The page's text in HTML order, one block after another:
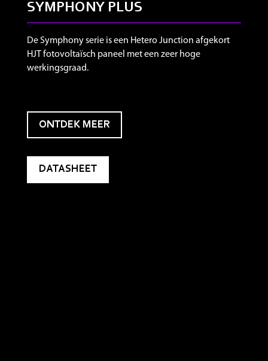
SYMPHONY PLUS
De Symphony serie is een Hetero Junction afgekort
HJT fotovoltaïsch paneel met een zeer hoge
werkingsgraad.
ONTDEK MEER
DATASHEET